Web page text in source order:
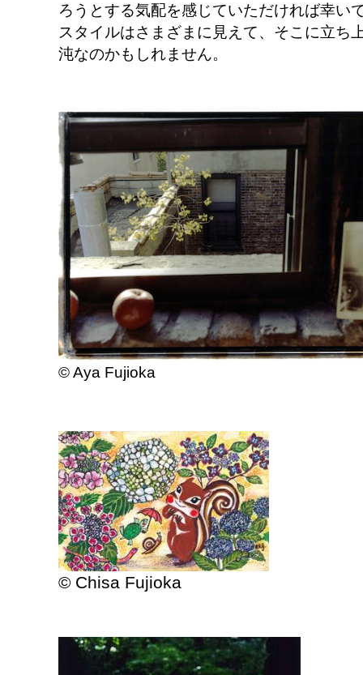
ろうとする気配を感じていただければ幸い
スタイルはさまざまに見えて、そこに立ち
沌なのかもしれません。
© Aya Fujioka
© Chisa Fujioka